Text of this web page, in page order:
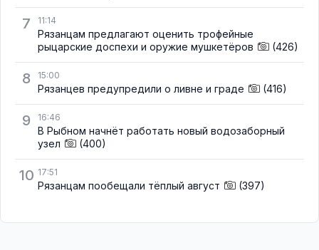
7 11:14
Рязанцам предлагают оценить трофейные
рыцарские доспехи и оружие мушкетёров
(426)
8 15:00
Рязанцев предупредили о ливне и граде (416)
9 16:46
В Рыбном начнёт работать новый водозаборный
узел
(400)
10 17:51
Рязанцам пообещали тёплый август (397)